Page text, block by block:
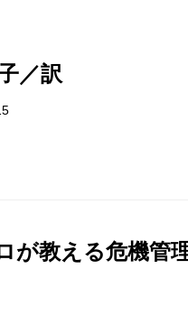
／訳
が教える危機管